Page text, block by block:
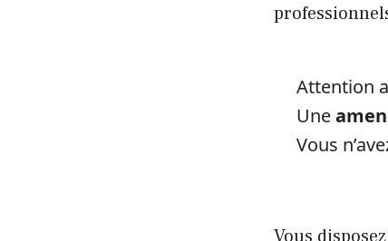
Attention
Une
Vous